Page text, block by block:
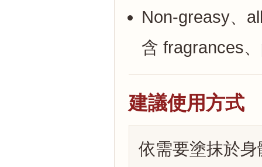
Non-greasy、
含 fragrances
建議使用方式
依需要塗抹於